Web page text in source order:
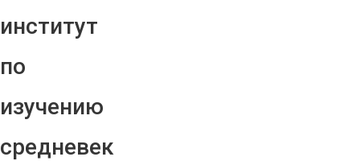
институт
по
изучению
средневек